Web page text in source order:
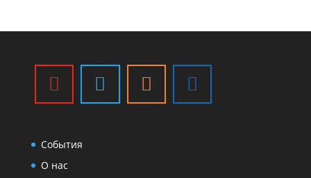
События
О нас